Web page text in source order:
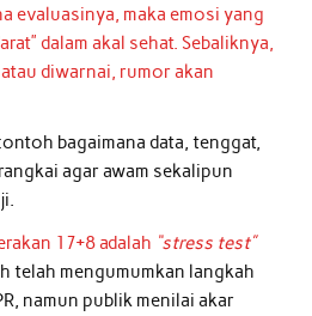
evaluasinya, maka emosi yang
dalam akal sehat. Sebaliknya,
diwarnai, rumor akan
bagaimana data, tenggat,
agar awam sekalipun
17+8 adalah “stress test”
telah mengumumkan langkah
namun publik menilai akar